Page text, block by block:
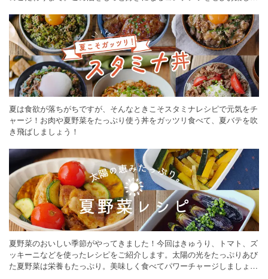
夏は食欲が落ちがちですが、そんなときこそスタミナレシピで元気をチ
ャージ！お肉や夏野菜をたっぷり使う丼をガッツリ食べて、夏バテを吹
き飛ばしましょう！
夏野菜のおいしい季節がやってきました！今回はきゅうり、トマト、ズ
ッキーニなどを使ったレシピをご紹介します。太陽の光をたっぷりあび
た夏野菜は栄養もたっぷり。美味しく食べてパワーチャージしましょう